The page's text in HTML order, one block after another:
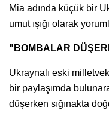
Mia adında küçük bir
umut ışığı olarak
"BOMBALAR
Ukraynalı eski
bir paylaşımda
düşerken sığınakta